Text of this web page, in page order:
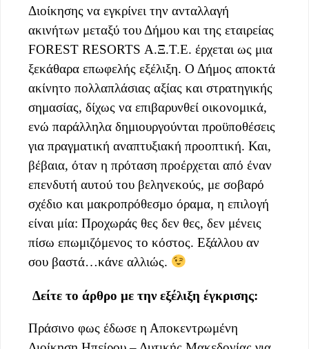
Διοίκησης να εγκρίνει την ανταλλαγή
ακινήτων μεταξύ του Δήμου και της εταιρείας
FOREST RESORTS Α.Ξ.Τ.Ε. έρχεται ως μια
ξεκάθαρα επωφελής εξέλιξη. Ο Δήμος αποκτά
ακίνητο πολλαπλάσιας αξίας και στρατηγικής
σημασίας, δίχως να επιβαρυνθεί οικονομικά,
ενώ παράλληλα δημιουργούνται προϋποθέσεις
για πραγματική αναπτυξιακή προοπτική. Και,
βέβαια, όταν η πρόταση προέρχεται από έναν
επενδυτή αυτού του βεληνεκούς, με σοβαρό
σχέδιο και μακροπρόθεσμο όραμα, η επιλογή
είναι μία: Προχωράς θες δεν θες, δεν μένεις
πίσω επωμιζόμενος το κόστος. Εξάλλου αν
σου βαστά…κάνε αλλιώς.
Δείτε το άρθρο με την εξέλιξη έγκρισης:
Πράσινο φως έδωσε η Αποκεντρωμένη